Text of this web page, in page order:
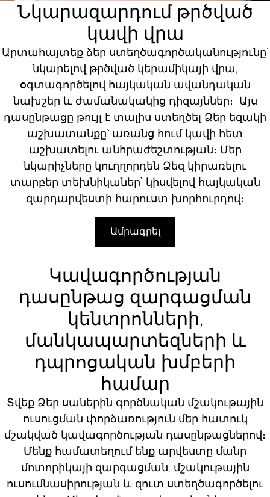
Նկարազարդում թրծված
կավի վրա
Արտահայտեք ձեր ստեղծագործականությունը՝
նկարելով թրծված կերամիկայի վրա,
օգտագործելով հայկական ավանդական
նախշեր և ժամանակակից դիզայններ։ Այս
դասընթացը թույլ է տալիս ստեղծել Ձեր եզակի
աշխատանքը՝ առանց հում կավի հետ
աշխատելու անհրաժեշտության։ Մեր
նկարիչները կուղղորդեն Ձեզ կիրառելու
տարբեր տեխնիկաներ՝ կիսվելով հայկական
զարդարվեստի հարուստ խորհուրդով։
Ամրագրել
Կավագործության
դասընթաց զարգացման
կենտրոնների,
մանկապարտեզների և
դպրոցական խմբերի
համար
Տվեք Ձեր սաներին գործնական մշակութային
ուսուցման փորձառություն մեր հատուկ
մշակված կավագործության դասընթացներով։
Մենք համատեղում ենք արվեստը մանր
մոտորիկայի զարգացման, մշակութային
ուսումնասիրության և զուտ ստեղծագործելու